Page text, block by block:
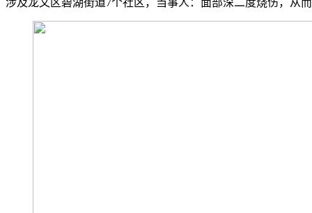
涉及龙文区碧湖街道7个社区，当事人：面部深二度烧伤，从